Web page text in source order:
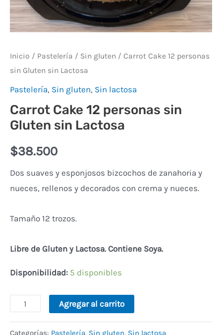
Inicio / Pastelería / Sin gluten / Carrot Cake 12 personas
sin Gluten sin Lactosa
Pastelería, Sin gluten, Sin lactosa
Carrot Cake 12 personas sin
Gluten sin Lactosa
$38.500
Dos suaves y esponjosos bizcochos de zanahoria y
nueces, rellenos y decorados con crema y nueces.
Tamaño 12 trozos.
Libre de Gluten y Lactosa. Contiene Soya.
Disponibilidad: 5 disponibles
Agregar al carrito
Categorías: Pastelería, Sin gluten, Sin lactosa